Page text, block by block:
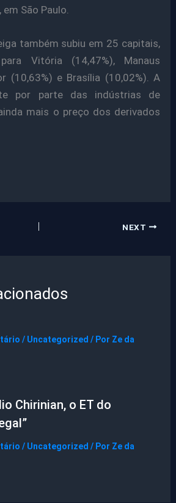
São Paulo.
também subiu em 25 capitais,
Vitória (14,47%), Manaus
(10,63%) e Brasília (10,02%). A
por parte das indústrias de
mais o preço dos derivados
NEXT
/ Uncategorized / Por Ze da
Chirinian, o ET do
/ Uncategorized / Por Ze da